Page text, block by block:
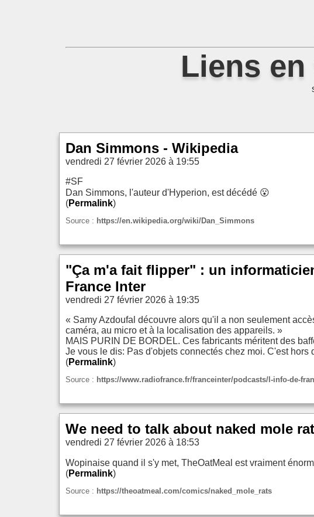
Liens
Dan Simmons - Wikipedia
vendredi 27 février 2026 à 19:55
#SF
Dan Simmons, l'auteur d'Hyperion, est décédé 😮
(Permalink)
Source : https://en.wikipedia.org/wiki/Dan_Simmons
"Ça m'a fait flipper" : un
France Inter
vendredi 27 février 2026 à 19:35
« Samy Azdoufal découvre alors qu'il a non seulement
caméra, au micro et à la localisation des appareils. »
MAIS PURIN DE BORDEL. Ces fabricants méritent des
Je vous le dis: Pas d'objets connectés chez moi. C'est hors
(Permalink)
Source : https://www.radiofrance.fr/franceinter/podcasts/l-info-de-
We need to talk about naked mole
vendredi 27 février 2026 à 18:53
Wopinaise quand il s'y met, TheOatMeal est vraiment
(Permalink)
Source : https://theoatmeal.com/comics/naked_mole_rats